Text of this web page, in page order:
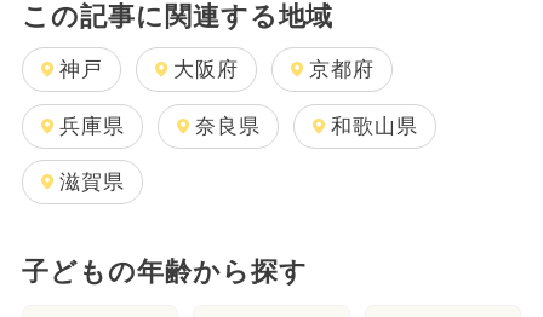
この記事に関連する地域
神戸 大阪府 京都府
兵庫県 奈良県 和歌山県
滋賀県
子どもの年齢から探す